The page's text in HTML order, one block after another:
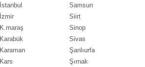
İstanbul
İzmir
K.maraş
Karabük
Karaman
Kars
Samsun
Siirt
Sinop
Sivas
Şanlıurfa
Şırnak